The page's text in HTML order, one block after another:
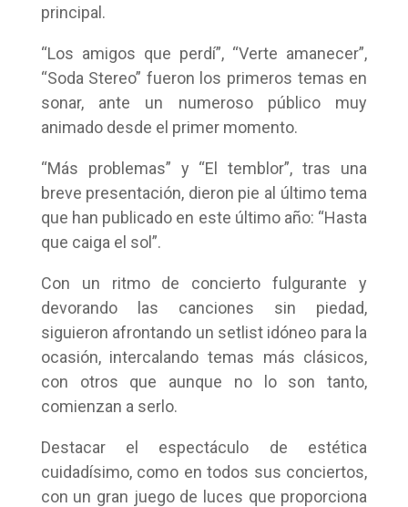
principal.
“Los amigos que perdí”, “Verte amanecer”,
“Soda Stereo” fueron los primeros temas en
sonar, ante un numeroso público muy
animado desde el primer momento.
“Más problemas” y “El temblor”, tras una
breve presentación, dieron pie al último tema
que han publicado en este último año: “Hasta
que caiga el sol”.
Con un ritmo de concierto fulgurante y
devorando las canciones sin piedad,
siguieron afrontando un setlist idóneo para la
ocasión, intercalando temas más clásicos,
con otros que aunque no lo son tanto,
comienzan a serlo.
Destacar el espectáculo de estética
cuidadísimo, como en todos sus conciertos,
con un gran juego de luces que proporciona